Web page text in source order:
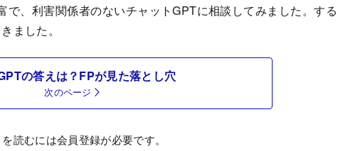
で、利害関係者のないチャットGPTに相談してみました。する
ました。
の答えは？FPが見た落とし穴
次のページ
読むには会員登録が必要です。